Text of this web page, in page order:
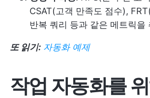
CSAT(고객 만족도 점수),
반복 쿼리 등과 같은 메트릭을
또 읽기: 자동화 예제
작업 자동화를